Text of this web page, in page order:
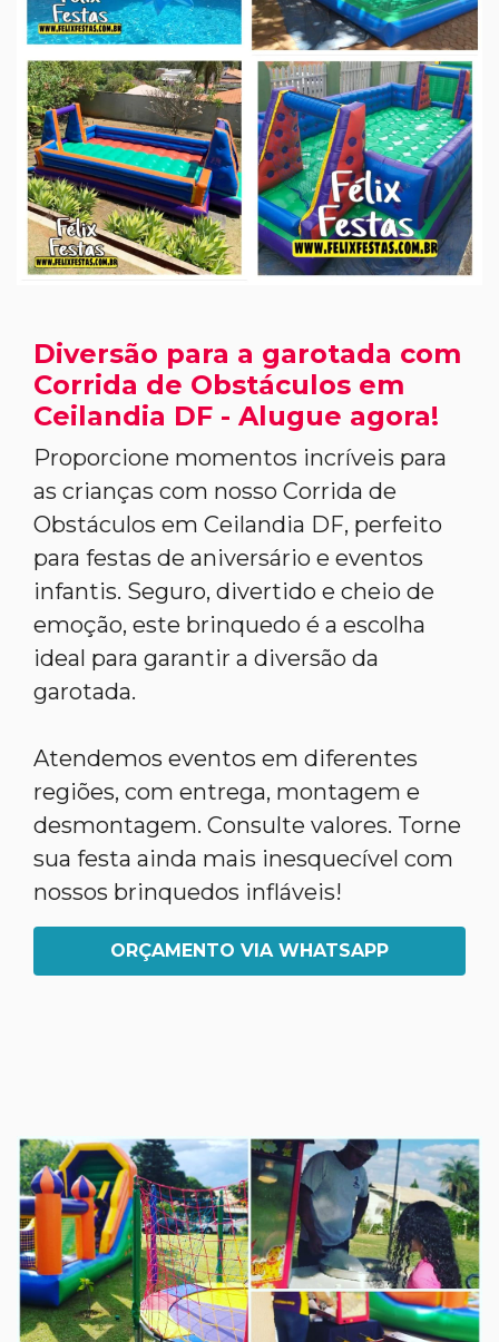
Diversão para a garotada com
Corrida de Obstáculos em
Ceilandia DF - Alugue agora!
Proporcione momentos incríveis para
as crianças com nosso Corrida de
Obstáculos em Ceilandia DF, perfeito
para festas de aniversário e eventos
infantis. Seguro, divertido e cheio de
emoção, este brinquedo é a escolha
ideal para garantir a diversão da
garotada.
Atendemos eventos em diferentes
regiões, com entrega, montagem e
desmontagem. Consulte valores. Torne
sua festa ainda mais inesquecível com
nossos brinquedos infláveis!
ORÇAMENTO VIA WHATSAPP